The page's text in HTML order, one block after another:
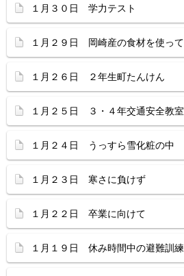
１月３０日 学力テスト
１月２９日 岡崎産の食材を使って
１月２６日 ２年生町たんけん
１月２５日 ３・４年交通安全教室
１月２４日 うっすら雪化粧の中
１月２３日 寒さに負けず
１月２２日 卒業に向けて
１月１９日 休み時間中の避難訓練